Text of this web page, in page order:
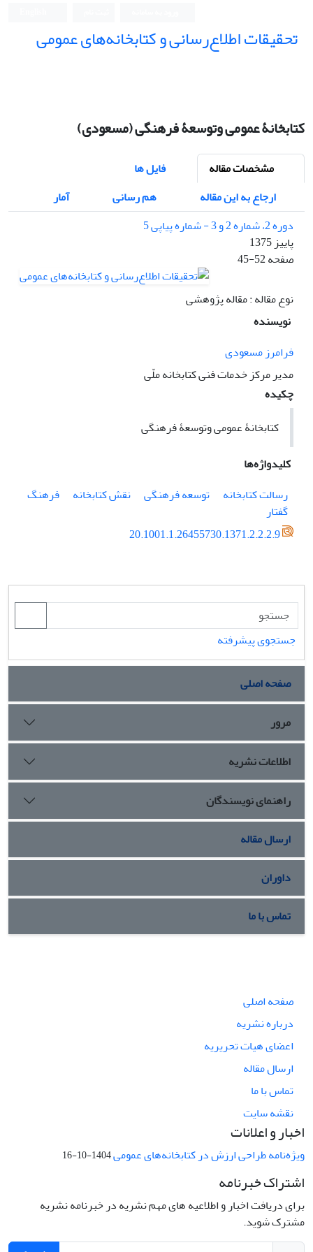
تحقیقات اطلاع‌رسانی و کتابخانه‌های عمومی
کتابخانۀ عمومی وتوسعۀ فرهنگی (مسعودی)
مشخصات مقاله
فایل ها
ارجاع به این مقاله
هم رسانی
آمار
دوره 2، شماره 2 و 3 - شماره پیاپی 5
پاییز 1375
صفحه45-52
نوع مقاله : مقاله پژوهشی
نویسنده
فرامرز مسعودی
مدیر مرکز خدمات فنی کتابخانه ملّی
چکیده
کتابخانۀ عمومی وتوسعۀ فرهنگی
کلیدواژه‌ها
رسالت کتابخانه
توسعه فرهنگی نقش کتابخانه
فرهنگ
گفتار
20.1001.1.26455730.1371.2.2.2.9
جستجوی پیشرفته
صفحه اصلی
مرور
اطلاعات نشریه
راهنمای نویسندگان
ارسال مقاله
داوران
تماس با ما
صفحه اصلی
درباره نشریه
اعضای هیات تحریریه
ارسال مقاله
تماس با ما
نقشه سایت
اخبار و اعلانات
ویژه‌نامه طراحی ارزش در کتابخانه‌های عمومی1404-10-16
اشتراک خبرنامه
برای دریافت اخبار و اطلاعیه های مهم نشریه در خبرنامه نشریه
مشترک شوید.